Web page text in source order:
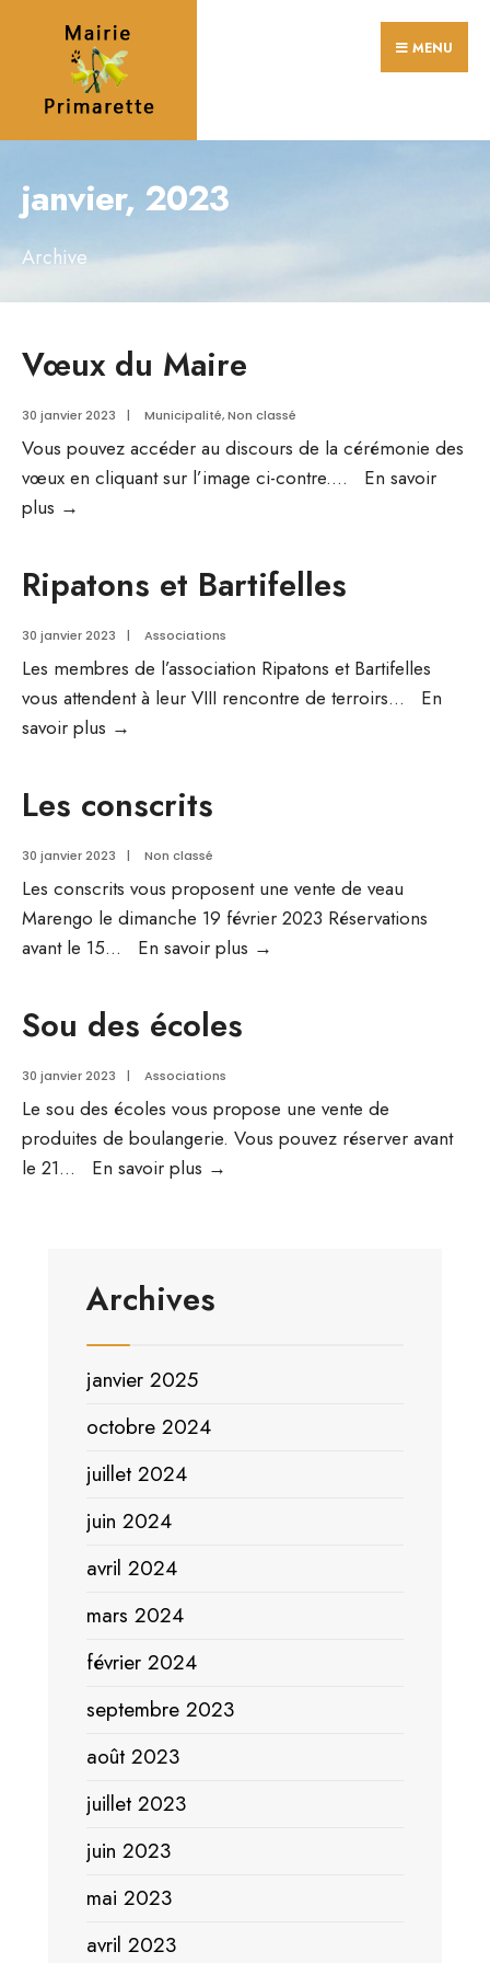
content
MENU
janvier, 2023
Archive
Vœux du Maire
30 janvier 2023 | Municipalité,Non classé
Vous pouvez accéder au discours de la cérémonie des
vœux en cliquant sur l’image ci-contre....
En savoir
plus →
Ripatons et Bartifelles
30 janvier 2023 | Associations
Les membres de l’association Ripatons et Bartifelles
vous attendent à leur VIII rencontre de terroirs...
En
savoir plus →
Les conscrits
30 janvier 2023 | Non classé
Les conscrits vous proposent une vente de veau
Marengo le dimanche 19 février 2023 Réservations
avant le 15... En savoir plus →
Sou des écoles
30 janvier 2023 | Associations
Le sou des écoles vous propose une vente de
produites de boulangerie. Vous pouvez réserver avant
le 21... En savoir plus →
Archives
janvier 2025
octobre 2024
juillet 2024
juin 2024
avril 2024
mars 2024
février 2024
septembre 2023
août 2023
juillet 2023
juin 2023
mai 2023
avril 2023
for: